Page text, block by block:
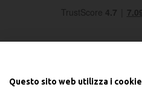
Questo sito web utilizza i cookie